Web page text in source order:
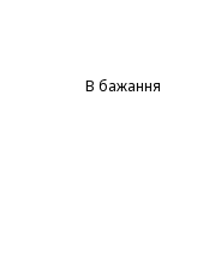
В бажання